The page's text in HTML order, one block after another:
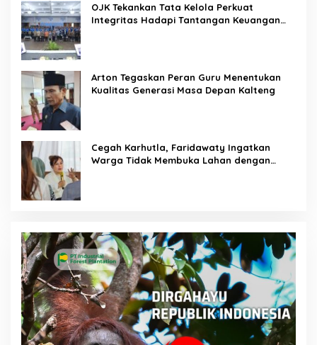
OJK Tekankan Tata Kelola Perkuat
Integritas Hadapi Tantangan Keuangan
Arton Tegaskan Peran Guru Menentukan
Kualitas Generasi Masa Depan Kalteng
Cegah Karhutla, Faridawaty Ingatkan
Warga Tidak Membuka Lahan dengan